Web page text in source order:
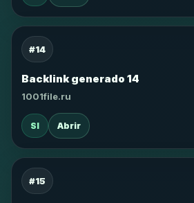
#14
Backlink generado 14
1001file.ru
SI Abrir
#15